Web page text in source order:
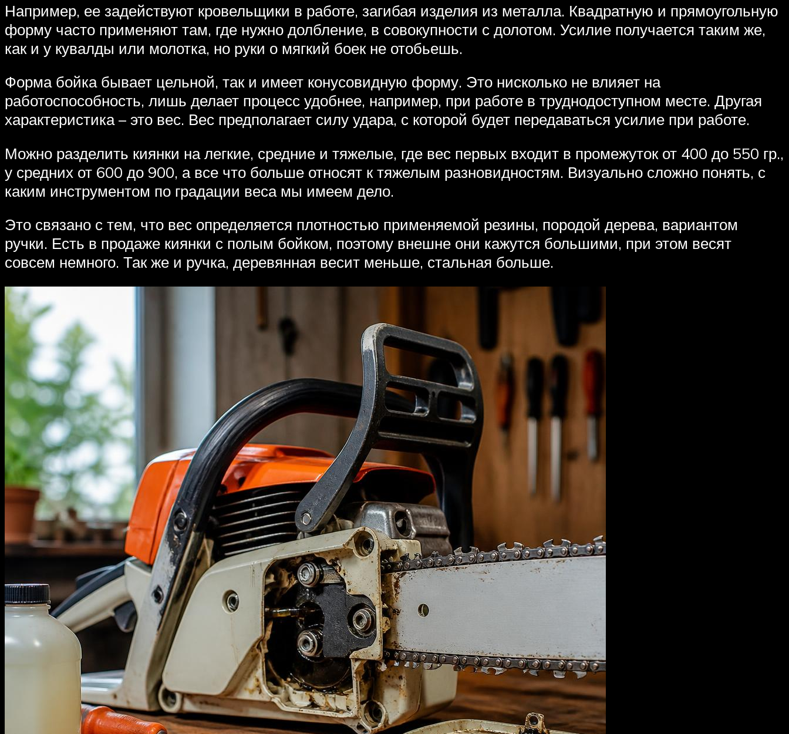
Например, ее задействуют кровельщики в работе, загибая изделия из металла. Квадратную и прямоугольную
форму часто применяют там, где нужно долбление, в совокупности с долотом. Усилие получается таким же,
как и у кувалды или молотка, но руки о мягкий боек не отобьешь.
Форма бойка бывает цельной, так и имеет конусовидную форму. Это нисколько не влияет на
работоспособность, лишь делает процесс удобнее, например, при работе в труднодоступном месте. Другая
характеристика – это вес. Вес предполагает силу удара, с которой будет передаваться усилие при работе.
Можно разделить киянки на легкие, средние и тяжелые, где вес первых входит в промежуток от 400 до 550 гр.,
у средних от 600 до 900, а все что больше относят к тяжелым разновидностям. Визуально сложно понять, с
каким инструментом по градации веса мы имеем дело.
Это связано с тем, что вес определяется плотностью применяемой резины, породой дерева, вариантом
ручки. Есть в продаже киянки с полым бойком, поэтому внешне они кажутся большими, при этом весят
совсем немного. Так же и ручка, деревянная весит меньше, стальная больше.